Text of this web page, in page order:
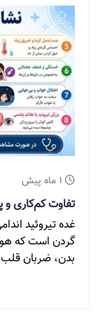
1 ماه پیش
تفاوت کم‌کاری و
غده تیروئید
گردن است که
بدن، ضربان